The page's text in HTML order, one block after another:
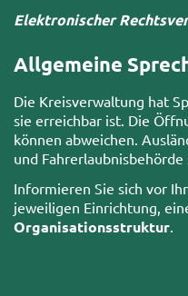
Elektronischer
Allgemeine
Die Kreisverwaltung hat
sie erreichbar ist. Die
können abweichen.
und
Informieren Sie sich vor
jeweiligen Einrichtung,
Organisationsstruktur.